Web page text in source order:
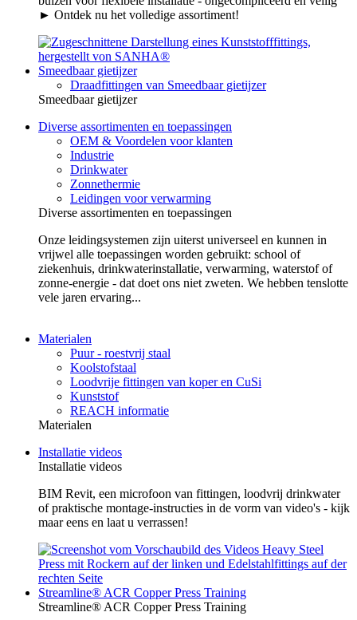
► Ontdek nu het volledige assortiment!
Smeedbaar gietijzer
Draadfittingen van Smeedbaar gietijzer
Smeedbaar gietijzer
Diverse assortimenten en toepassingen
OEM & Voordelen voor klanten
Industrie
Drinkwater
Zonnethermie
Leidingen voor verwarming
Diverse assortimenten en toepassingen
Onze leidingsystemen zijn uiterst universeel en kunnen in
vrijwel alle toepassingen worden gebruikt: school of
ziekenhuis, drinkwaterinstallatie, verwarming, waterstof of
zonne-energie - dat doet ons niet zweten. We hebben tenslotte
vele jaren ervaring...
Materialen
Puur - roestvrij staal
Koolstofstaal
Loodvrije fittingen van koper en CuSi
Kunststof
REACH informatie
Materialen
Installatie videos
Installatie videos
BIM Revit, een microfoon van fittingen, loodvrij drinkwater
of praktische montage-instructies in de vorm van video's - kijk
maar eens en laat u verrassen!
Streamline® ACR Copper Press Training
Streamline® ACR Copper Press Training